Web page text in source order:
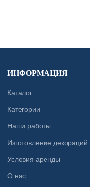
ИНФОРМАЦИЯ
Каталог
Категории
Наши работы
Изготовление декораций
Условия аренды
О нас